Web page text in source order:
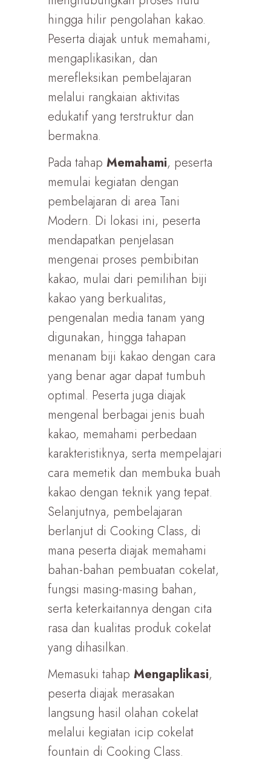
hingga hilir pengolahan kakao.
Peserta diajak untuk memahami,
mengaplikasikan, dan
merefleksikan pembelajaran
melalui rangkaian aktivitas
edukatif yang terstruktur dan
bermakna.
Pada tahap Memahami, peserta
memulai kegiatan dengan
pembelajaran di area Tani
Modern. Di lokasi ini, peserta
mendapatkan penjelasan
mengenai proses pembibitan
kakao, mulai dari pemilihan biji
kakao yang berkualitas,
pengenalan media tanam yang
digunakan, hingga tahapan
menanam biji kakao dengan cara
yang benar agar dapat tumbuh
optimal. Peserta juga diajak
mengenal berbagai jenis buah
kakao, memahami perbedaan
karakteristiknya, serta mempelajari
cara memetik dan membuka buah
kakao dengan teknik yang tepat.
Selanjutnya, pembelajaran
berlanjut di Cooking Class, di
mana peserta diajak memahami
bahan-bahan pembuatan cokelat,
fungsi masing-masing bahan,
serta keterkaitannya dengan cita
rasa dan kualitas produk cokelat
yang dihasilkan.
Memasuki tahap Mengaplikasi,
peserta diajak merasakan
langsung hasil olahan cokelat
melalui kegiatan icip cokelat
fountain di Cooking Class.